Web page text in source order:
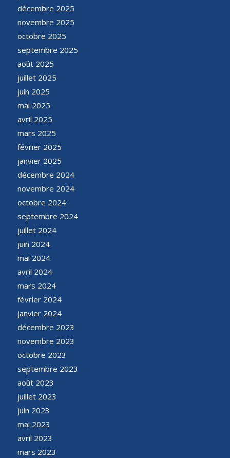
décembre 2025
novembre 2025
octobre 2025
septembre 2025
août 2025
juillet 2025
juin 2025
mai 2025
avril 2025
mars 2025
février 2025
janvier 2025
décembre 2024
novembre 2024
octobre 2024
septembre 2024
juillet 2024
juin 2024
mai 2024
avril 2024
mars 2024
février 2024
janvier 2024
décembre 2023
novembre 2023
octobre 2023
septembre 2023
août 2023
juillet 2023
juin 2023
mai 2023
avril 2023
mars 2023